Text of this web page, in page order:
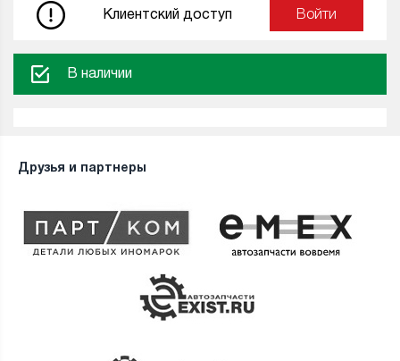
Клиентский доступ Войти
В наличии
Друзья и партнеры